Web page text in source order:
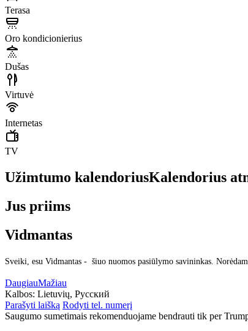
Terasa
Oro kondicionierius
Dušas
Virtuvė
Internetas
TV
Užimtumo kalendoriusKalendorius
Jus priims
Vidmantas
Sveiki, esu Vidmantas - šiuo nuomos pasiūlymo savininkas.
DaugiauMažiau
Kalbos: Lietuvių, Русский
Parašyti laišką Rodyti tel. numerį
Saugumo sumetimais rekomenduojame bendrauti tik per